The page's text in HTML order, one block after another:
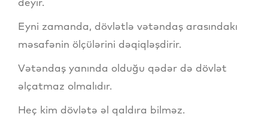
Eyni zamanda, dövlətlə vətəndaş arasındakı
məsafənin ölçülərini dəqiqləşdirir.
Vətəndaş yanında olduğu qədər də dövlət
əlçatmaz olmalıdır.
Heç kim dövlətə əl qaldıra bilməz.